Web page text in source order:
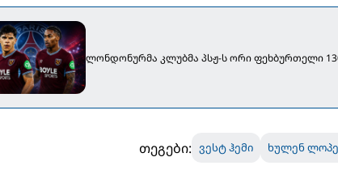
ლონდონურმა კლუბმა პსჟ-ს ორი ფეხბურთელი
თეგები: ვესტ ჰემი ხულენ